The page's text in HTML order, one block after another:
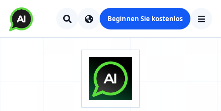
Beginnen Sie kostenlos